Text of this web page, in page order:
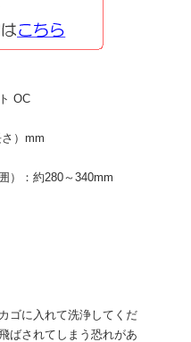
OC
）mm
）：約280～340mm
ゴに入れて洗浄してくだ
ばされてしまう恐れがあ